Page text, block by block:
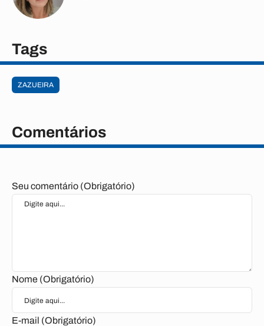
Tags
ZAZUEIRA
Comentários
Seu comentário (Obrigatório)
Nome (Obrigatório)
E-mail (Obrigatório)